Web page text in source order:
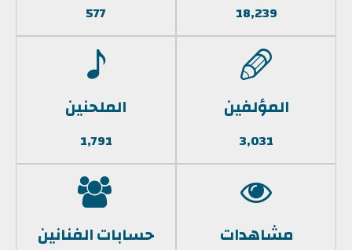
18,239
577
المؤلفين
3,031
الملحنين
1,791
مشاهدات حسابات الفنانين